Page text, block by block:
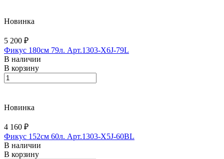
Новинка
5 200 ₽
Фикус 180см 79л. Арт.1303-X6J-79L
В наличии
В корзину
Новинка
4 160 ₽
Фикус 152см 60л. Арт.1303-X5J-60BL
В наличии
В корзину